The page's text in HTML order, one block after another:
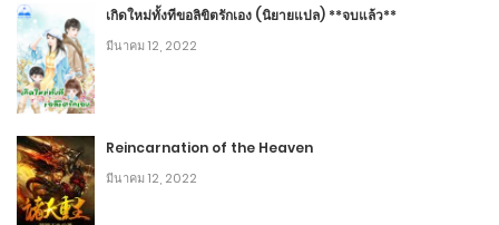
บทที่ 338 ไฟมังกร
ธันวาคม 26, 2019
5
1 บทที่ 337 รับรู้
ธันวาคม 26, 2019
5
เกิดใหม่ทั้งทีขอลิขิตรักเอง (นิยายแปล) **จบแล้ว**
มีนาคม 12, 2022
Reincarnation of the Heaven
มีนาคม 12, 2022